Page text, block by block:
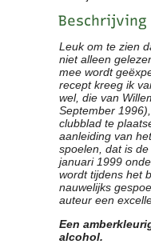
Beschrijving
Leuk om te zien
niet alleen
mee wordt
recept kreeg ik
wel, die van
September
clubblad te
aanleiding van
spoelen, dat is
januari 1999
wordt tijdens het
nauwelijks
auteur een
Een
alcohol.
Clubkalender
Informatie
Bestuur
- Historie
Reglementen
Commissies
Polderbok